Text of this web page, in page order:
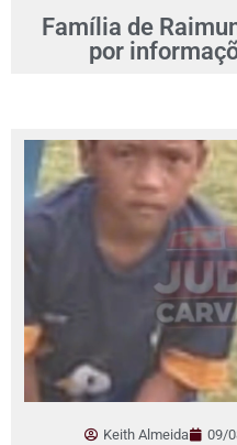
Família de
por
Keith Almeida 09/